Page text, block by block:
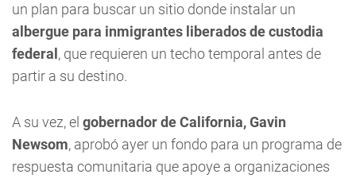
un plan para buscar un sitio donde instalar un
albergue para inmigrantes liberados de custodia
federal , que requieren un techo temporal antes de
partir a su destino.
A su vez, el gobernador de California, Gavin
Newsom, aprobó ayer un fondo para un programa de
respuesta comunitaria que apoye a organizaciones